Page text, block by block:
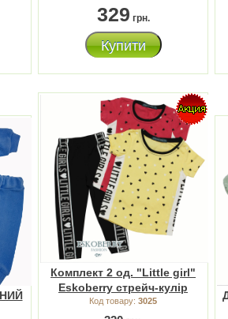
329 грн.
Купити
Комплект 2 од. "Little girl"
Eskoberry стрейч-кулір
Код товару: 3025